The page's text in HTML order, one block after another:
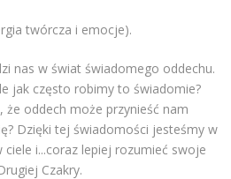
twórcza i emocje).
nas w świat świadomego oddechu.
jak często robimy to świadomie?
że oddech może przynieść nam
Dzięki tej świadomości jesteśmy w
ciele i...coraz lepiej rozumieć swoje
Czakry.